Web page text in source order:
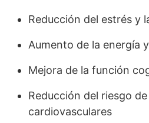
Reducción del estrés y
Aumento de la energía
Mejora de la función
Reducción del riesgo
cardiovasculares